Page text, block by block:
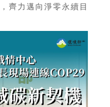
齊力邁向淨零永續目